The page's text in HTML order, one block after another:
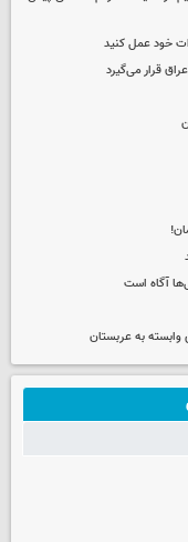
خود عمل کنید
قرار می‌گیرد
آگاه است
به عربستان